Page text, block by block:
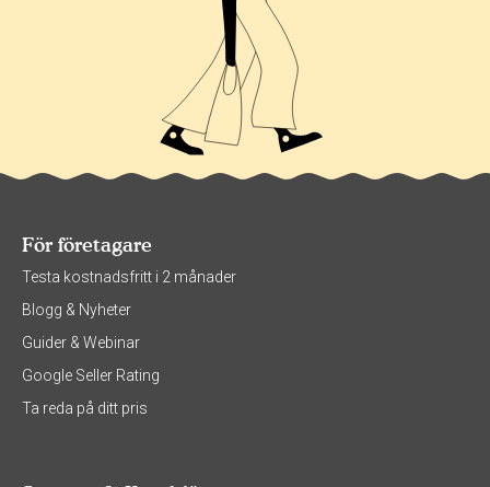
För företagare
Testa kostnadsfritt i 2 månader
Blogg & Nyheter
Guider & Webinar
Google Seller Rating
Ta reda på ditt pris